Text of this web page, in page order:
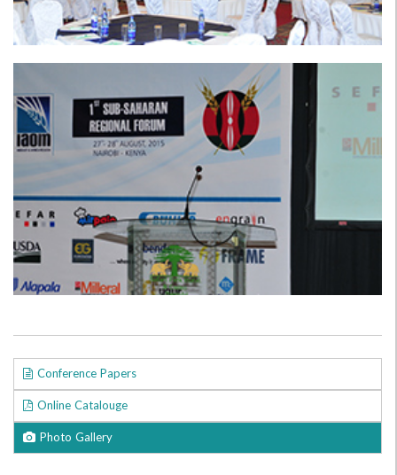
Conference Papers
Online Catalouge
Photo Gallery